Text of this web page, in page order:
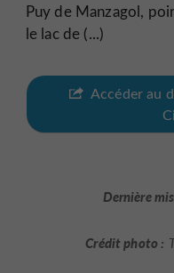
Puy de Manzagol,
le lac de (...)
Accéder au
Dernière
Crédit photo :